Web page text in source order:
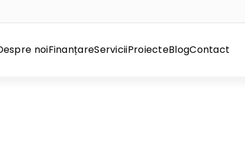
noiFinanțareServiciiProiecteBlogContact